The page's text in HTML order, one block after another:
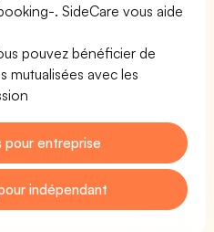
. SideCare vous aide
pouvez bénéficier de
mutualisées avec les
pour entreprise
indépendant